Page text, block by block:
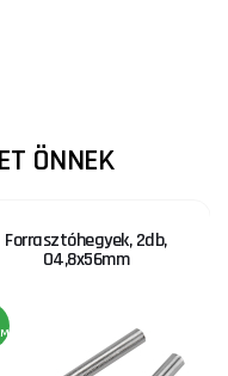
ÖNNEK
Forrasztóhegyek, 2db,
O4,8x56mm